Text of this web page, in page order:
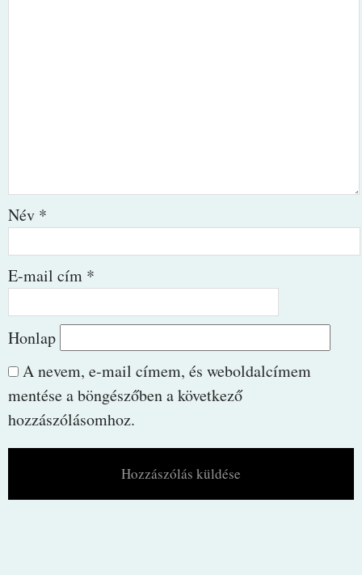
Név *
E-mail cím *
Honlap
A nevem, e-mail címem, és weboldalcímem
mentése a böngészőben a következő
hozzászólásomhoz.